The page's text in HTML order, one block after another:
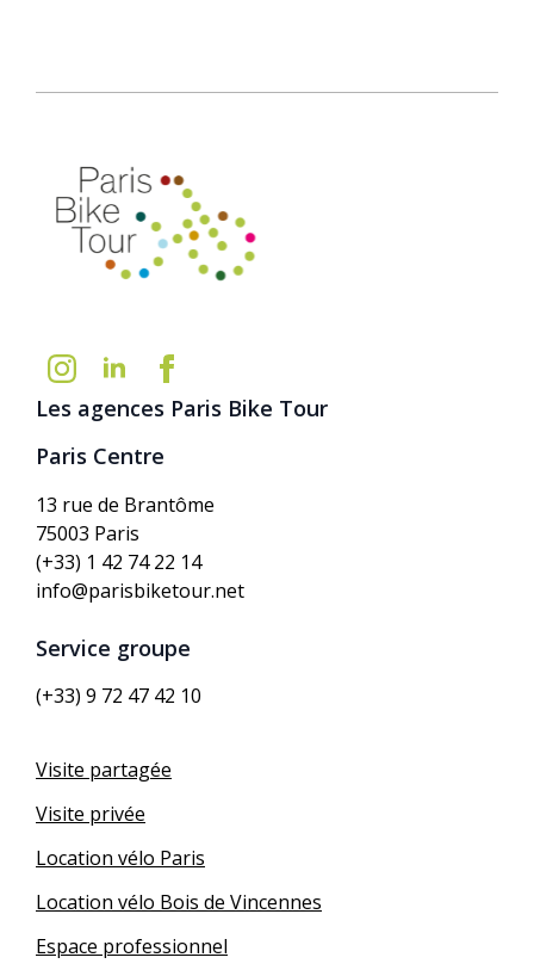
Les agences Paris Bike Tour
Paris Centre
13 rue de Brantôme
75003 Paris
(+33) 1 42 74 22 14
info@parisbiketour.net
Service groupe
(+33) 9 72 47 42 10
Visite partagée
Visite privée
Location vélo Paris
Location vélo Bois de Vincennes
Espace professionnel